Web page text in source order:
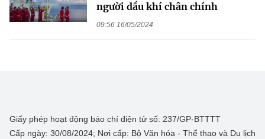
người dầu khí chân chính
09:56 16/05/2024
Giấy phép hoạt động báo chí điện tử số: 237/GP-BTTTT
Cấp ngày: 30/08/2024; Nơi cấp: Bộ Văn hóa - Thể thao và Du lịch